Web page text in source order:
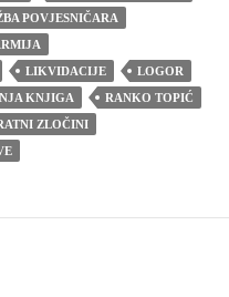
POVJESNIČARA
LIKVIDACIJE
LOGOR
KNJIGA
RANKO TOPIĆ
ZLOČINI